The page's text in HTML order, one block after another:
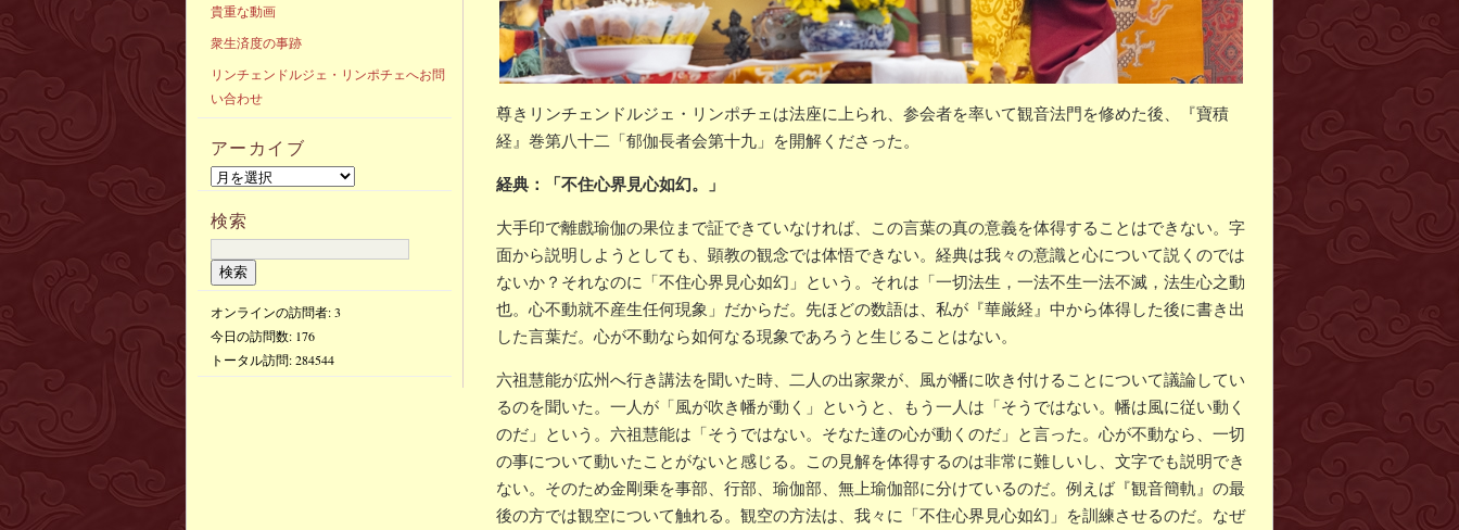
尊きリンチェンドルジェ・リンポチェは法座に上られ、参会者を率いて観音法門を修めた後、『寶積
経』巻第八十二「郁伽長者会第十九」を開解くださった。
経典：「不住心界見心如幻。」
大手印で離戲瑜伽の果位まで証できていなければ、この言葉の真の意義を体得することはできない。字
面から説明しようとしても、顕教の観念では体悟できない。経典は我々の意識と心について説くのでは
ないか？それなのに「不住心界見心如幻」という。それは「一切法生，一法不生一法不滅，法生心之動
也。心不動就不産生任何現象」だからだ。先ほどの数語は、私が『華厳経』中から体得した後に書き出
した言葉だ。心が不動なら如何なる現象であろうと生じることはない。
六祖慧能が広州へ行き講法を聞いた時、二人の出家衆が、風が幡に吹き付けることについて議論してい
るのを聞いた。一人が「風が吹き幡が動く」というと、もう一人は「そうではない。幡は風に従い動く
のだ」という。六祖慧能は「そうではない。そなた達の心が動くのだ」と言った。心が不動なら、一切
の事について動いたことがないと感じる。この見解を体得するのは非常に難しいし、文字でも説明でき
ない。そのため金剛乗を事部、行部、瑜伽部、無上瑜伽部に分けているのだ。例えば『観音簡軌』の最
後の方では観空について触れる。観空の方法は、我々に「不住心界見心如幻」を訓練させるのだ。なぜ
貴重な動画
衆生済度の事跡
リンチェンドルジェ・リンポチェへお問
い合わせ
アーカイブ
検索
オンラインの訪問者: 3
今日の訪問数: 176
トータル訪問:284544